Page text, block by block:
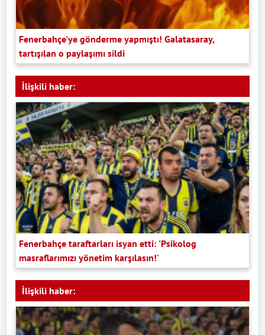
Fenerbahçe'ye gönderme yapmıştı! Galatasaray,
tartışılan o paylaşımı sildi
İlişkili haber:
Fenerbahçe taraftarları isyan etti: 'Psikolog
masraflarımızı yönetim karşılasın!'
İlişkili haber: